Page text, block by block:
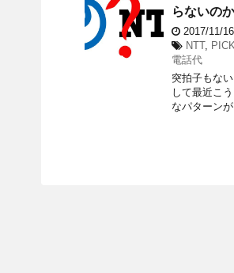
らないのか
2017/11/16
NTT,
電話代
突拍子もな
して最近こ
なパターン